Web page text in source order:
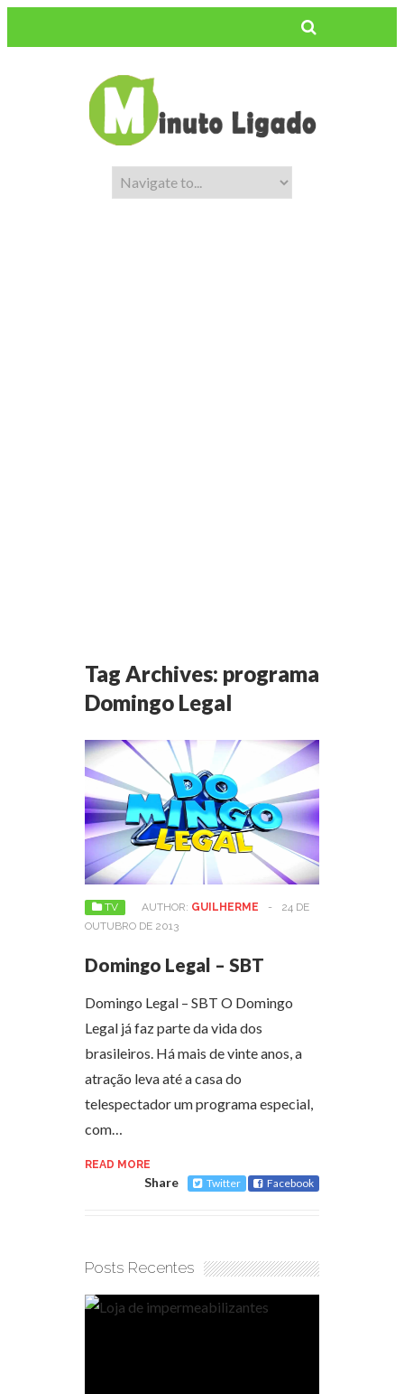
Tag Archives: programa
Domingo Legal
TV AUTHOR: GUILHERME -
24 DE
OUTUBRO DE 2013
Domingo Legal – SBT
Domingo Legal – SBT O Domingo
Legal já faz parte da vida dos
brasileiros. Há mais de vinte anos, a
atração leva até a casa do
telespectador um programa especial,
com…
READ MORE
Share Twitter Facebook
Posts Recentes